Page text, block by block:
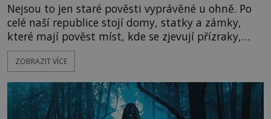
Nejsou to jen staré pověsti vyprávěné u ohně. Po
celé naší republice stojí domy, statky a zámky,
které mají pověst míst, kde se zjevují přízraky,
ozývají nevysvětlitelné zvuky nebo se dějí podivné
jevy. Zatímco historici většinou hledají racionální
lokality vykazují nápadně podobná svědectví po
celé generace. A právě tato opakující se svědectví
ZOBRAZIT VÍCE